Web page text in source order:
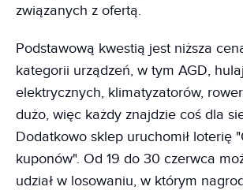
związanych z ofertą.
Podstawową kwestią jest niższa
kategorii urządzeń, w tym AGD,
elektrycznych, klimatyzatorów,
dużo, więc każdy znajdzie coś dla
Dodatkowo sklep uruchomił loterię
kuponów". Od 19 do 30 czerwca
udział w losowaniu, w którym